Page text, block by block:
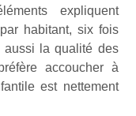
expliquent
habitant, six fois
aussi la qualité des
accoucher à
est nettement